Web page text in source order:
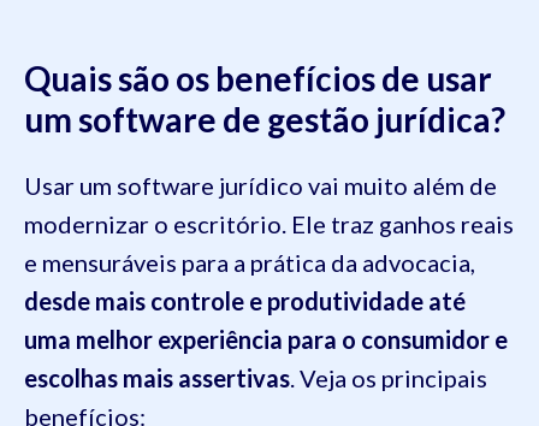
Quais são os benefícios de usar
um software de gestão jurídica?
Usar um software jurídico vai muito além de
modernizar o escritório. Ele traz ganhos reais
e mensuráveis para a prática da advocacia,
desde mais controle e produtividade até
uma melhor experiência para o consumidor e
escolhas mais assertivas . Veja os principais
benefícios: